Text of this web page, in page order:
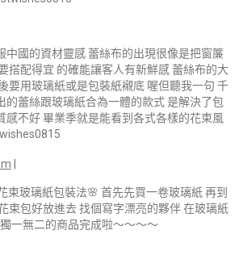
中國的資材靈感 蕾絲布的出現很像是把窗簾
搭配得宜 的確能讓客人有新鮮感 蕾絲布的大
要用玻璃紙或是包裝紙襯底 喔但聽我一句 千
的蕾絲跟玻璃紙合為一體的款式 是解決了包
感不好 畢業季就是能看到各式各樣的花束風